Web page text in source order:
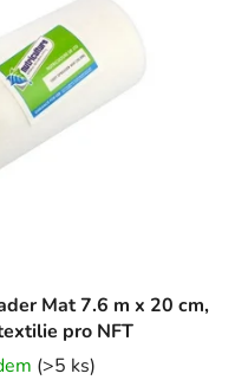
Mat 7.6 m x 20 cm,
pro NFT
(>5 ks)